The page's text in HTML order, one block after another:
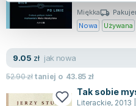
Miękka
Nowa
Używana
9.05 zł jak nowa
52.90złtaniej o 43.85 zł
Tak sobie
Literackie, 2013